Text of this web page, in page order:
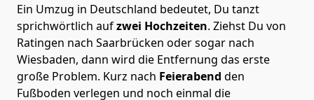
Ein Umzug in Deutschland bedeutet, Du tanzt
sprichwörtlich aufzwei Hochzeiten. Ziehst Du von
Ratingen nach Saarbrücken oder sogar nach
Wiesbaden, dann wird die Entfernung das erste
große Problem. Kurz nach Feierabend den
Fußboden verlegen und noch einmal die